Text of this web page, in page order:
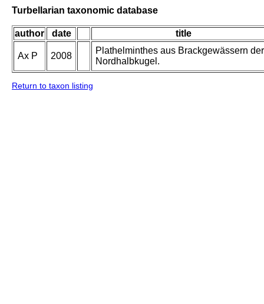
Turbellarian taxonomic database
author date title
Ax P 2008
Plathelminthes aus Brackgewässern der
Nordhalbkugel.
Return to taxon listing